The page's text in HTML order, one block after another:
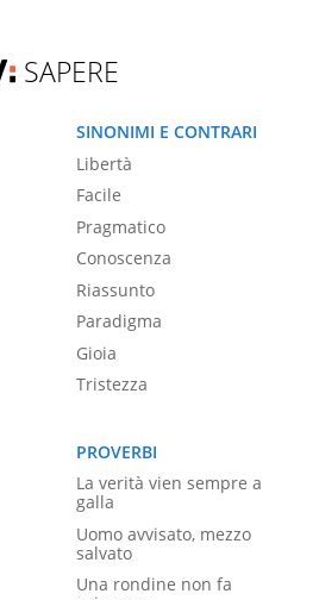
SAPERE
SINONIMI E CONTRARI
Libertà
Facile
Pragmatico
Conoscenza
Riassunto
Paradigma
Gioia
Tristezza
PROVERBI
La verità vien sempre a
galla
Uomo avvisato, mezzo
salvato
Una rondine non fa